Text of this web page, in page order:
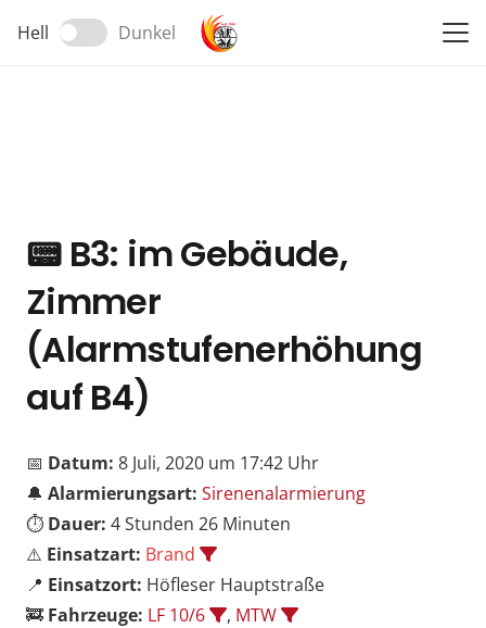
Hell Dunkel
📟B3: im Gebäude,
Zimmer
(Alarmstufenerhöhung
auf B4)
📅 Datum: 8 Juli, 2020 um 17:42 Uhr
🔔 Alarmierungsart: Sirenenalarmierung
⏱️ Dauer: 4 Stunden 26 Minuten
⚠️ Einsatzart: Brand
📍 Einsatzort: Höfleser Hauptstraße
🚒 Fahrzeuge: LF 10/6 , MTW